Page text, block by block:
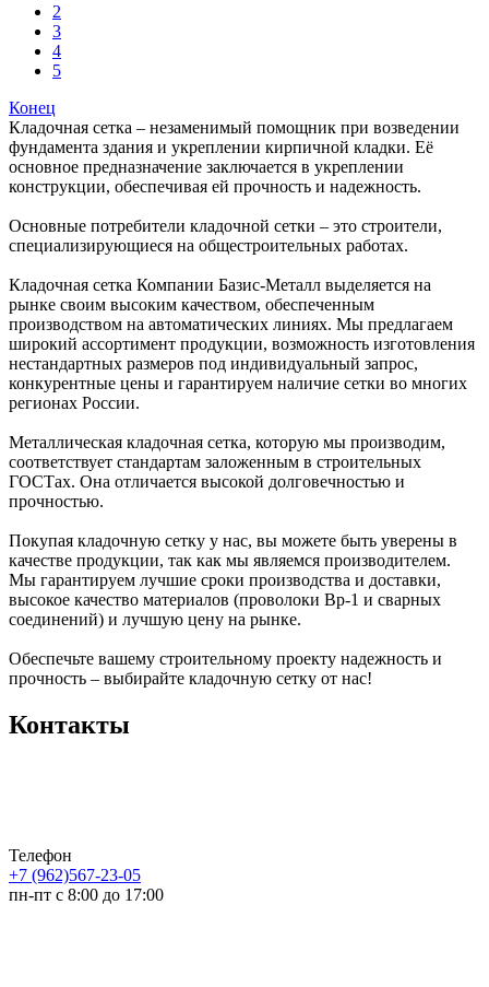
2
3
4
5
Конец
Кладочная сетка – незаменимый помощник при возведении
фундамента здания и укреплении кирпичной кладки. Её
основное предназначение заключается в укреплении
конструкции, обеспечивая ей прочность и надежность.
Основные потребители кладочной сетки – это строители,
специализирующиеся на общестроительных работах.
Кладочная сетка Компании Базис-Металл выделяется на
рынке своим высоким качеством, обеспеченным
производством на автоматических линиях. Мы предлагаем
широкий ассортимент продукции, возможность изготовления
нестандартных размеров под индивидуальный запрос,
конкурентные цены и гарантируем наличие сетки во многих
регионах России.
Металлическая кладочная сетка, которую мы производим,
соответствует стандартам заложенным в строительных
ГОСТах. Она отличается высокой долговечностью и
прочностью.
Покупая кладочную сетку у нас, вы можете быть уверены в
качестве продукции, так как мы являемся производителем.
Мы гарантируем лучшие сроки производства и доставки,
высокое качество материалов (проволоки Вр-1 и сварных
соединений) и лучшую цену на рынке.
Обеспечьте вашему строительному проекту надежность и
прочность – выбирайте кладочную сетку от нас!
Контакты
Телефон
+7 (962)567-23-05
пн-пт с 8:00 до 17:00